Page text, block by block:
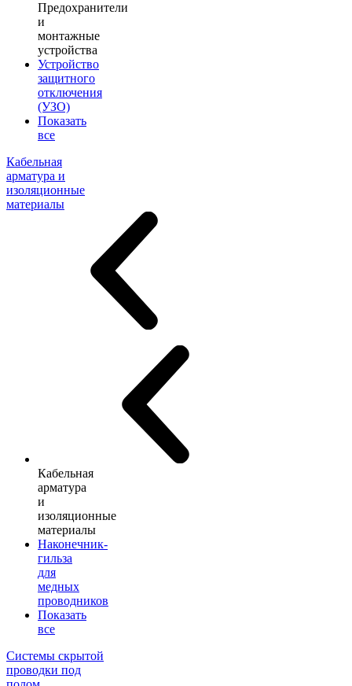
Предохранители
и
монтажные
устройства
Устройство
защитного
отключения
(УЗО)
Показать
все
Кабельная
арматура и
изоляционные
материалы
Кабельная
арматура
и
изоляционные
материалы
Наконечник-
гильза
для
медных
проводников
Показать
все
Системы скрытой
проводки под